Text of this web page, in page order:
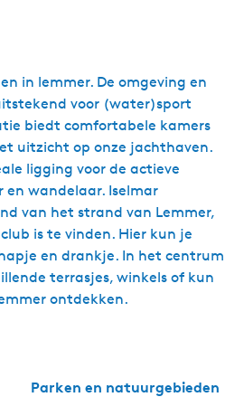
in lemmer. De omgeving en
voor (water)sport
biedt comfortabele kamers
uitzicht op onze jachthaven.
ligging voor de actieve
en wandelaar. Iselmar
van het strand van Lemmer,
is te vinden. Hier kun je
en drankje. In het centrum
terrasjes, winkels of kun
ontdekken.
Parken en natuurgebieden